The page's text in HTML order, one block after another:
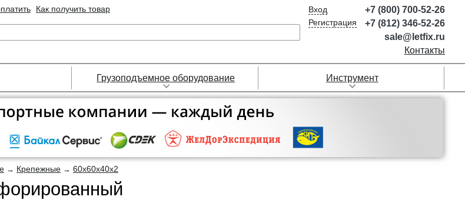
Как получить товар
Вход
Регистрация
+7 (800) 700-52-26
+7 (812) 346-52-26
sale@letfix.ru
Контакты
Грузоподъемное оборудование Инструмент
→ Крепежные → 60х60х40х2